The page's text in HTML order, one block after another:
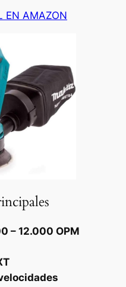
EN AMAZON
– 12.000 OPM